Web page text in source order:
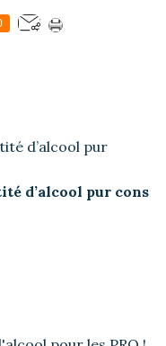
d’alcool pur cons